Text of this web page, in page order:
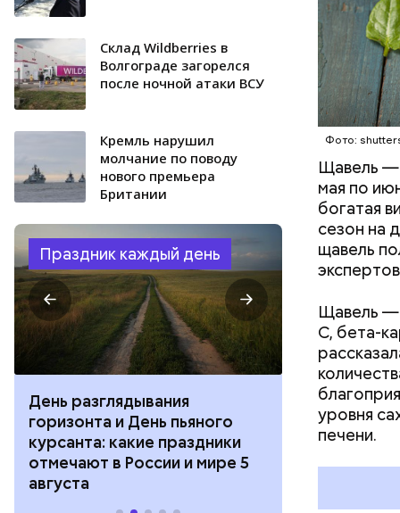
Склад Wildberries в
Волгограде загорелся
после ночной атаки ВСУ
Кремль нарушил
молчание по поводу
нового премьера
Британии
Праздник каждый день
День разглядывания
горизонта и День пьяного
курсанта: какие праздники
отмечают в России и мире 5
августа
День
День
праздники
и мире 4
Фото:
Щавель —
мая по
богатая
сезон на
щавель
Щавель —
С, бета-
уровня
печени.